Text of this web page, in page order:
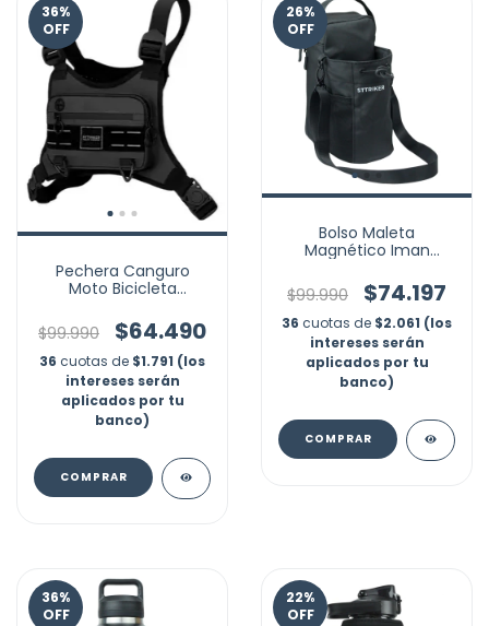
36%
OFF
Pechera Canguro
Moto Bicicleta
Reflectivo
$99.990 $64.490
36 cuotas de $1.791 (los
intereses serán
aplicados por tu
banco)
26%
OFF
Bolso Maleta
Magnético Iman
$99.990
$74.197
36 cuotas de $2.061 (los
intereses serán
aplicados por tu
banco)
COMPRAR
36%
OFF
22%
OFF